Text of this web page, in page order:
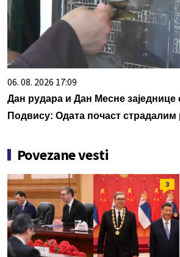
06. 08. 2026 17:09
Дан рудара и Дан Месне заједнице
Подвису: Одата почаст
Povezane vesti
3